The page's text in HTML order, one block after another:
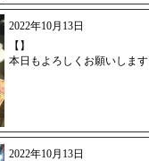
2022年10月13日
【】
本日もよろしくお願いします
2022年10月13日